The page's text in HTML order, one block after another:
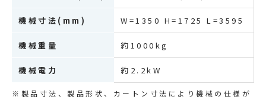
機械寸法(mm) W=1350 H=1725 L=3595
機械重量 約1000kg
機械電力 約2.2kW
※製品寸法、製品形状、カートン寸法により機械の仕様が